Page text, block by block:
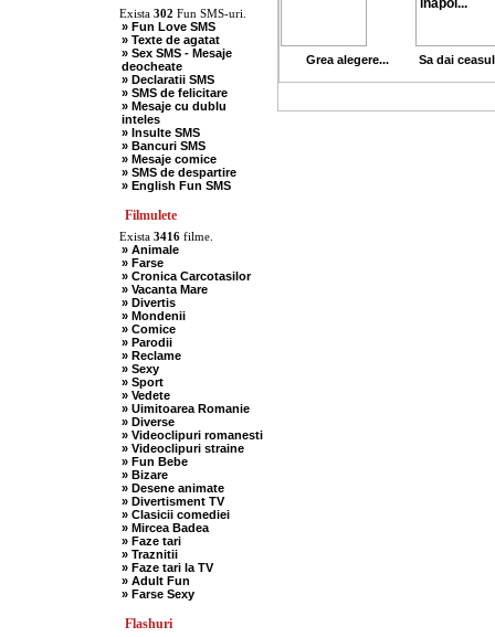
» Umor Negru
» Vanatori
Exista 302 Fun SMS-uri.
» Fun Love SMS
» Texte de agatat
» Sex SMS - Mesaje
deocheate
» Declaratii SMS
» SMS de felicitare
» Mesaje cu dublu
inteles
» Insulte SMS
» Bancuri SMS
» Mesaje comice
» SMS de despartire
» English Fun SMS
Filmulete
Exista 3416filme.
» Animale
» Farse
» Cronica Carcotasilor
» Vacanta Mare
» Divertis
» Mondenii
» Comice
» Parodii
» Reclame
» Sexy
» Sport
» Vedete
» Uimitoarea Romanie
» Diverse
» Videoclipuri romanesti
» Videoclipuri straine
» Fun Bebe
» Bizare
» Desene animate
» Divertisment TV
» Clasicii comediei
» Mircea Badea
» Faze tari
» Traznitii
» Faze tari la TV
» Adult Fun
» Farse Sexy
Flashuri
Grea alegere... Sa dai